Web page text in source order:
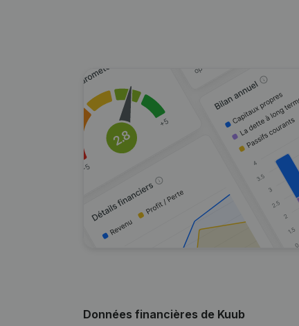
Données financières de Kuub